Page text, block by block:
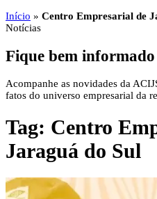
Início » Centro Empresarial de
Notícias
Fique bem informado
Acompanhe as novidades da
fatos do universo empresarial da
Tag: Centro
Jaraguá do Sul